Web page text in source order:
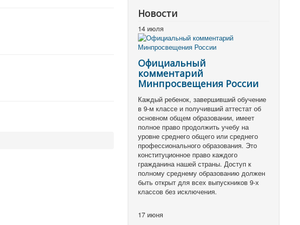
Новости
14 июля
Официальный
комментарий
Минпросвещения России
Каждый ребенок, завершивший обучение
в 9-м классе и получивший аттестат об
основном общем образовании, имеет
полное право продолжить учебу на
уровне среднего общего или среднего
профессионального образования. Это
конституционное право каждого
гражданина нашей страны. Доступ к
полному среднему образованию должен
быть открыт для всех выпускников 9-х
классов без исключения.
17 июня